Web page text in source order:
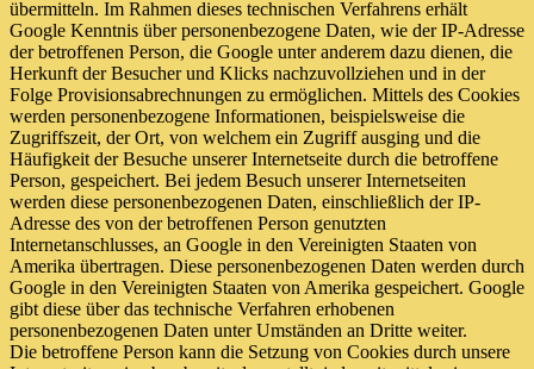
übermitteln. Im Rahmen dieses technischen Verfahrens erhält
Google Kenntnis über personenbezogene Daten, wie der IP-Adresse
der betroffenen Person, die Google unter anderem dazu dienen, die
Herkunft der Besucher und Klicks nachzuvollziehen und in der
Folge Provisionsabrechnungen zu ermöglichen. Mittels des Cookies
werden personenbezogene Informationen, beispielsweise die
Zugriffszeit, der Ort, von welchem ein Zugriff ausging und die
Häufigkeit der Besuche unserer Internetseite durch die betroffene
Person, gespeichert. Bei jedem Besuch unserer Internetseiten
werden diese personenbezogenen Daten, einschließlich der IP-
Adresse des von der betroffenen Person genutzten
Internetanschlusses, an Google in den Vereinigten Staaten von
Amerika übertragen. Diese personenbezogenen Daten werden durch
Google in den Vereinigten Staaten von Amerika gespeichert. Google
gibt diese über das technische Verfahren erhobenen
personenbezogenen Daten unter Umständen an Dritte weiter.
Die betroffene Person kann die Setzung von Cookies durch unsere